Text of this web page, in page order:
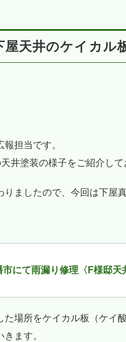
天井のケイカル
担当です。
井塗装の様子をご紹介して
ましたので、今回は下屋
にて雨漏り修理〈F様邸天
場所をケイカル板（ケイ
ます。